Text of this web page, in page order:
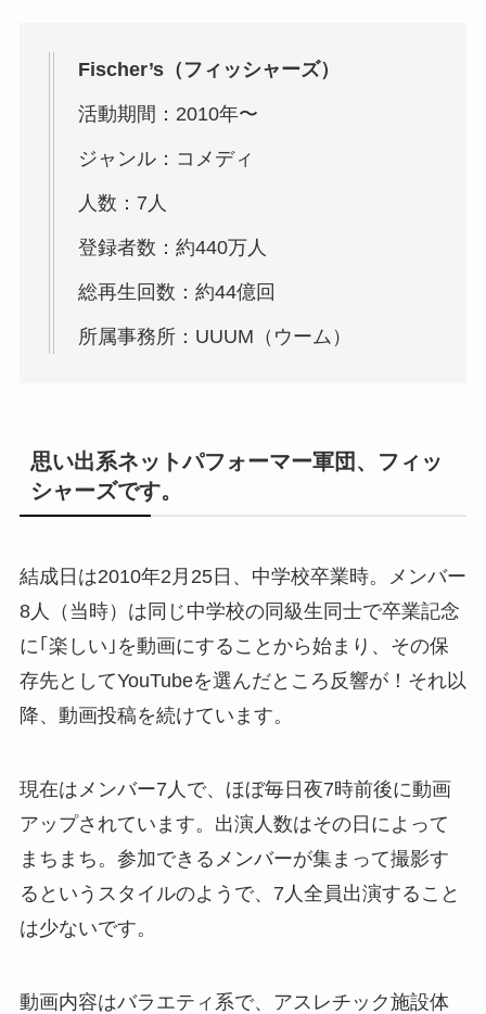
Fischer’s（フィッシャーズ）
活動期間：2010年〜
ジャンル：コメディ
人数：7人
登録者数：約440万人
総再生回数：約44億回
所属事務所：UUUM（ウーム）
思い出系ネットパフォーマー軍団、フィッ
シャーズです。
結成日は2010年2月25日、中学校卒業時。メンバー
8人（当時）は同じ中学校の同級生同士で卒業記念
に｢楽しい｣を動画にすることから始まり、その保
存先としてYouTubeを選んだところ反響が！それ以
降、動画投稿を続けています。
現在はメンバー7人で、ほぼ毎日夜7時前後に動画
アップされています。出演人数はその日によって
まちまち。参加できるメンバーが集まって撮影す
るというスタイルのようで、7人全員出演すること
は少ないです。
動画内容はバラエティ系で、アスレチック施設体